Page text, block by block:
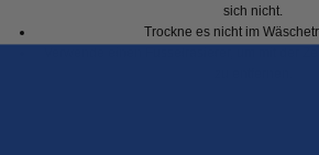
sich nicht.
Trockne es nicht im
Verwende einen Fusselrasierer, um mit der